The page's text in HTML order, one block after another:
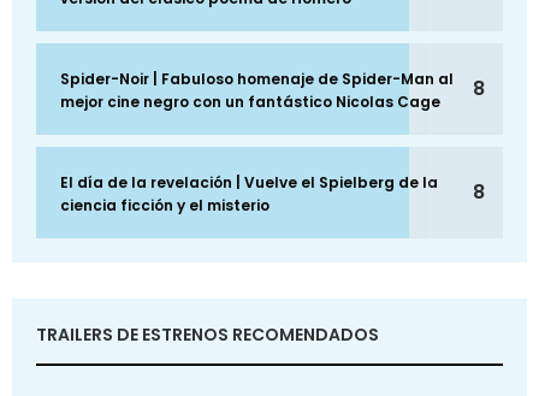
Spider-Noir | Fabuloso homenaje de Spider-Man al
mejor cine negro con un fantástico Nicolas Cage
8
El día de la revelación | Vuelve el Spielberg de la
ciencia ficción y el misterio
8
TRAILERS DE ESTRENOS RECOMENDADOS